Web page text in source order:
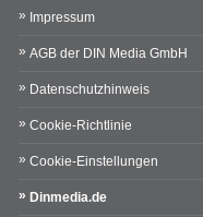
Impressum
AGB der DIN Media GmbH
Datenschutzhinweis
Cookie-Richtlinie
Cookie-Einstellungen
Dinmedia.de